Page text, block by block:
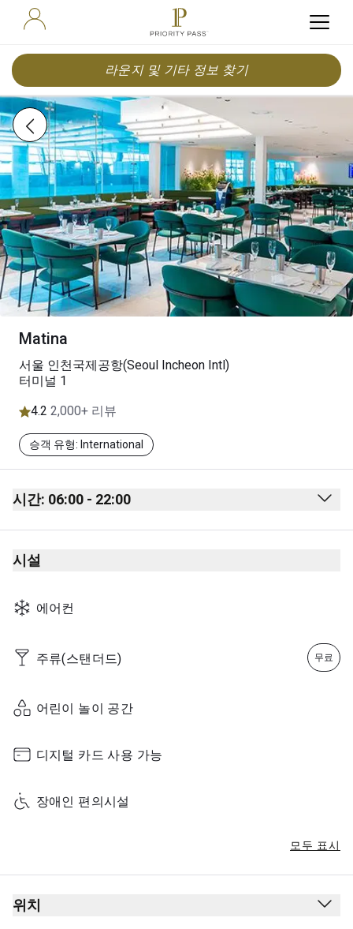
라운지 및 기타 정보 찾기
Matina
서울 인천국제공항(Seoul Incheon Intl)
터미널 1
4.2 2,000+ 리뷰
승객 유형: International
시간: 06:00 - 22:00
Monday 06:00 - 22:00
Tuesday
Thursday
Friday 06:00 - 22:00
Sunday
시설
에어컨
주류(스탠더드) 무료
어린이 놀이 공간
디지털 카드 사용 가능
장애인 편의시설
모두 표시
위치